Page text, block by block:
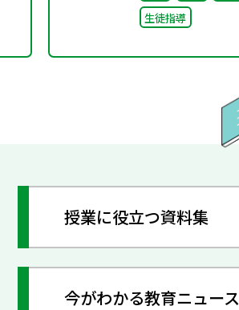
生徒指導
授業に役立つ資料集
今がわかる教育ニュース